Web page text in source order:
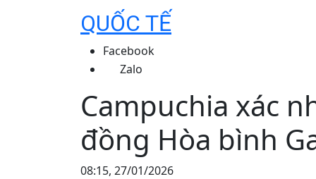
QUỐC TẾ
Facebook
Zalo
Campuchia xác
đồng Hòa bình
08:15, 27/01/2026